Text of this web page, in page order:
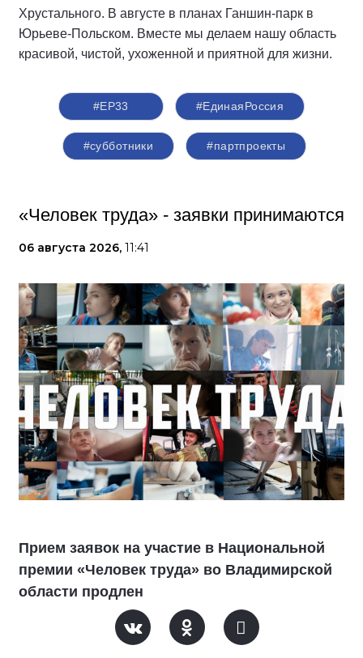
Хрустального. В августе в планах Ганшин-парк в
Юрьеве-Польском. Вместе мы делаем нашу область
красивой, чистой, ухоженной и приятной для жизни.
#ЕР33 #‎ЕдинаяРоссия
#субботники #партпроекты
«Человек труда» - заявки принимаются
06 августа 2026, 11:41
Прием заявок на участие в Национальной
премии «Человек труда» во Владимирской
области продлен